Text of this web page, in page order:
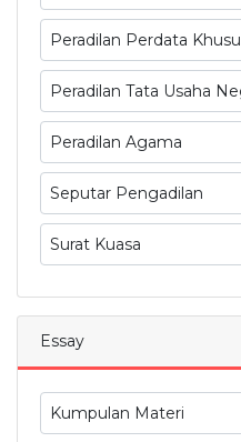
Peradilan Perdata
Peradilan Tata Usaha
Peradilan Agama
Seputar Pengadilan
Surat Kuasa
Essay
Kumpulan Materi